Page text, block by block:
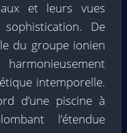
et leurs vues
De
du groupe ionien
intemporelle.
d’une piscine à
l’étendue